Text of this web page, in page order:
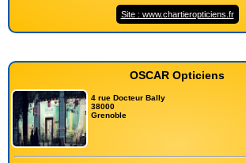
Site : www.chartieropticiens.fr
OSCAR Opticiens
4 rue Docteur Bally
38000
Grenoble